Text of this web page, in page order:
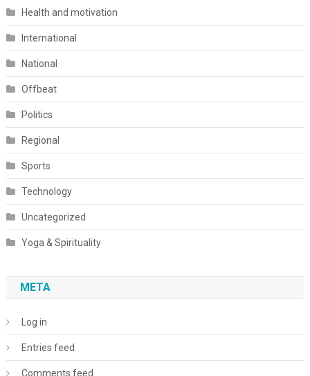
Health and motivation
International
National
Offbeat
Politics
Regional
Sports
Technology
Uncategorized
Yoga & Spirituality
META
Log in
Entries feed
Comments feed